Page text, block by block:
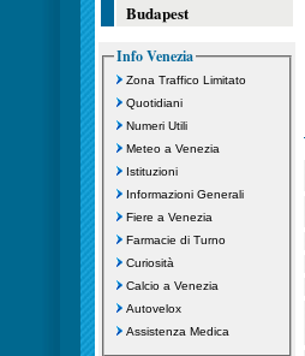
Budapest
Info Venezia
Zona Traffico Limitato
Quotidiani
Numeri Utili
Meteo a Venezia
Istituzioni
Informazioni Generali
Fiere a Venezia
Farmacie di Turno
Curiosità
Calcio a Venezia
Autovelox
Assistenza Medica